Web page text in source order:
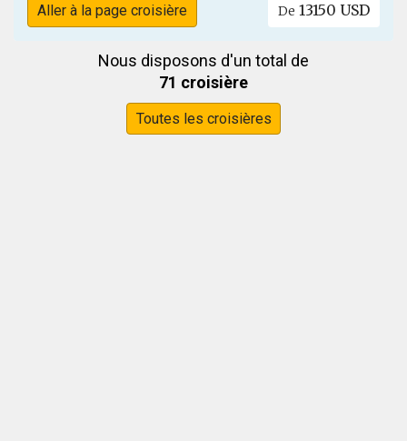
Aller à la page croisière De 13150 USD
Nous disposons d'un total de
71 croisière
Toutes les croisières